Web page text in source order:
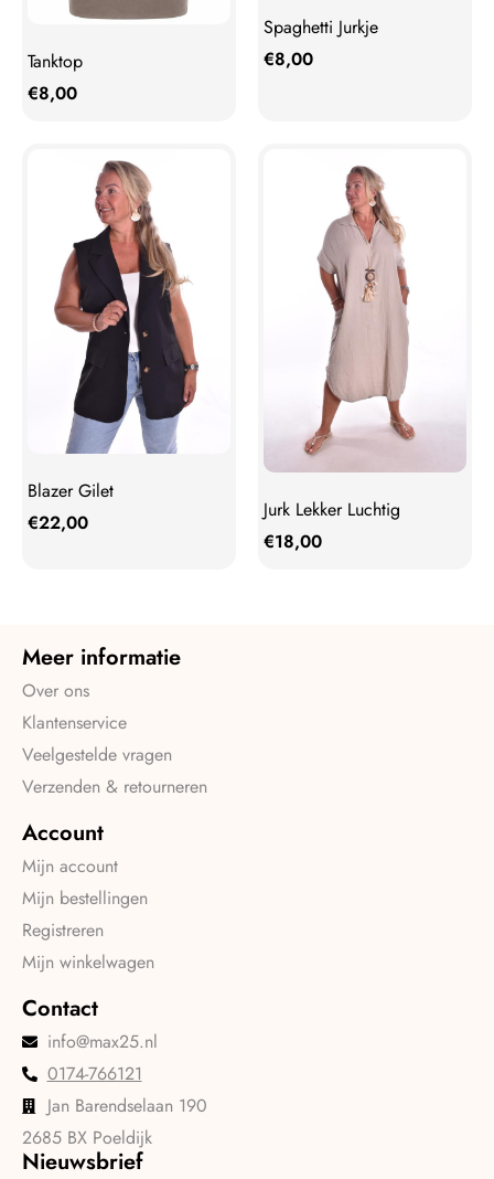
Tanktop
€8,00
Spaghetti Jurkje
€8,00
Blazer Gilet
€22,00
Jurk Lekker Luchtig
€18,00
Meer informatie
Over ons
Klantenservice
Veelgestelde vragen
Verzenden & retourneren
Account
Mijn account
Mijn bestellingen
Registreren
Mijn winkelwagen
Contact
info@max25.nl
0174-766121
Jan Barendselaan 190
2685 BX Poeldijk
Nieuwsbrief